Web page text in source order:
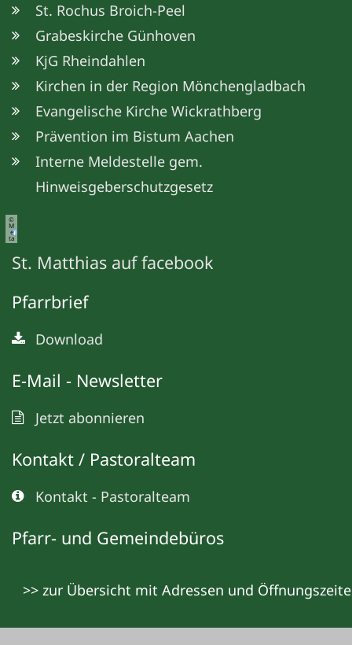
St. Rochus Broich-Peel
Grabeskirche Günhoven
KjG Rheindahlen
Kirchen in der Region Mönchengladbach
Evangelische Kirche Wickrathberg
Prävention im Bistum Aachen
Interne Meldestelle gem.
Hinweisgeberschutzgesetz
©
M
e
ta
St. Matthias auf facebook
Pfarrbrief
Download
E-Mail - Newsletter
Jetzt abonnieren
Kontakt / Pastoralteam
Kontakt - Pastoralteam
Pfarr- und Gemeindebüros
>> zur Übersicht mit Adressen und